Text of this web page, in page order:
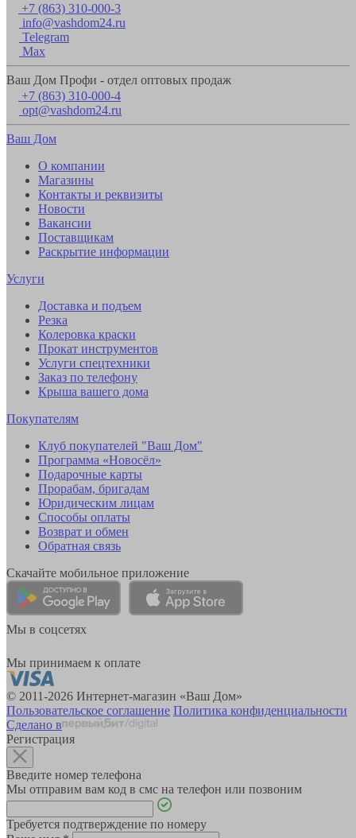
+7 (863) 310-000-3
info@vashdom24.ru
Telegram
Max
Ваш Дом Профи - отдел оптовых продаж
+7 (863) 310-000-4
opt@vashdom24.ru
Ваш Дом
О компании
Магазины
Контакты и реквизиты
Новости
Вакансии
Поставщикам
Раскрытие информации
Услуги
Доставка и подъем
Резка
Колеровка краски
Прокат инструментов
Услуги спецтехники
Заказ по телефону
Крыша вашего дома
Покупателям
Клуб покупателей "Ваш Дом"
Программа «Новосёл»
Подарочные карты
Прорабам, бригадам
Юридическим лицам
Способы оплаты
Возврат и обмен
Обратная связь
Скачайте мобильное приложение
Мы в соцсетях
Мы принимаем к оплате
© 2011-2026 Интернет-магазин «Ваш Дом»
Пользовательское соглашение Политика конфиденциальности
Сделано в
Регистрация
Введите номер телефона
Мы отправим вам код в смс на телефон или позвоним
Требуется подтверждение по номеру